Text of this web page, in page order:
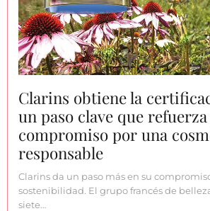
Clarins obtiene la
un paso clave que
compromiso por una
responsable
Clarins da un paso más en su
sostenibilidad. El grupo francés de
siete…